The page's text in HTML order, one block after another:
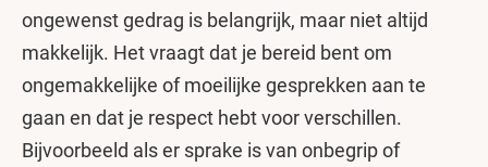
ongewenst gedrag is belangrijk, maar niet altijd
makkelijk. Het vraagt dat je bereid bent om
ongemakkelijke of moeilijke gesprekken aan te
gaan en dat je respect hebt voor verschillen.
Bijvoorbeeld als er sprake is van onbegrip of